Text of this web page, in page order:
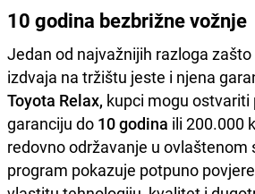
10 godina bezbrižne vožnje
Jedan od najvažnijih razloga
izdvaja na tržištu jeste i njena
Toyota Relax, kupci mogu ostvariti
garanciju do 10 godina ili 200.000
redovno održavanje u ovlaštenom
program pokazuje potpuno